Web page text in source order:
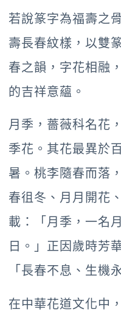
若說篆字為福壽之
壽長春紋樣，以雙
春之韻，字花相融
的吉祥意蘊。
月季，薔薇科名花
季花。其花最異於
暑。桃李隨春而落
春徂冬、月月開花
載：「月季，一名
日。」正因歲時芳
「長春不息、生機
在中華花道文化中